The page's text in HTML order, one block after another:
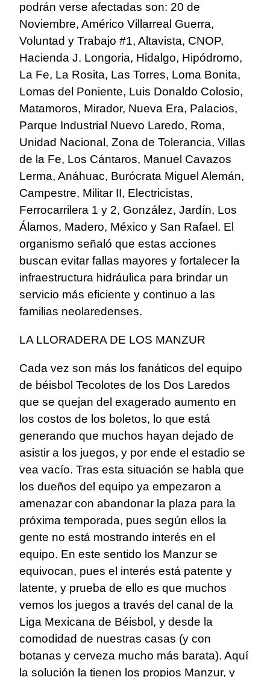
podrán verse afectadas son: 20 de
Noviembre, Américo Villarreal Guerra,
Voluntad y Trabajo #1, Altavista, CNOP,
Hacienda J. Longoria, Hidalgo, Hipódromo,
La Fe, La Rosita, Las Torres, Loma Bonita,
Lomas del Poniente, Luis Donaldo Colosio,
Matamoros, Mirador, Nueva Era, Palacios,
Parque Industrial Nuevo Laredo, Roma,
Unidad Nacional, Zona de Tolerancia, Villas
de la Fe, Los Cántaros, Manuel Cavazos
Lerma, Anáhuac, Burócrata Miguel Alemán,
Campestre, Militar II, Electricistas,
Ferrocarrilera 1 y 2, González, Jardín, Los
Álamos, Madero, México y San Rafael. El
organismo señaló que estas acciones
buscan evitar fallas mayores y fortalecer la
infraestructura hidráulica para brindar un
servicio más eficiente y continuo a las
familias neolaredenses.
LA LLORADERA DE LOS MANZUR
Cada vez son más los fanáticos del equipo
de béisbol Tecolotes de los Dos Laredos
que se quejan del exagerado aumento en
los costos de los boletos, lo que está
generando que muchos hayan dejado de
asistir a los juegos, y por ende el estadio se
vea vacío. Tras esta situación se habla que
los dueños del equipo ya empezaron a
amenazar con abandonar la plaza para la
próxima temporada, pues según ellos la
gente no está mostrando interés en el
equipo. En este sentido los Manzur se
equivocan, pues el interés está patente y
latente, y prueba de ello es que muchos
vemos los juegos a través del canal de la
Liga Mexicana de Béisbol, y desde la
comodidad de nuestras casas (y con
botanas y cerveza mucho más barata). Aquí
la solución la tienen los propios Manzur, y